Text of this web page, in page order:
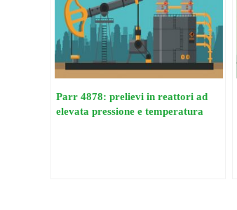
Parr 4878: prelievi in reattori ad
elevata pressione e temperatura